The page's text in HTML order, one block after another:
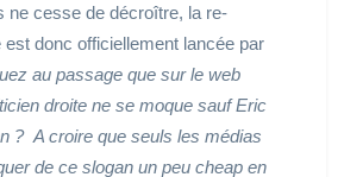
ne cesse de décroître, la re-
est donc officiellement lancée par
au passage que sur le web
droite ne se moque sauf Eric
? A croire que seuls les médias
de ce slogan un peu cheap en